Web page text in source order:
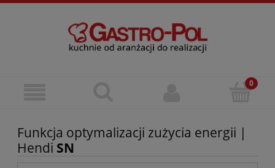
Funkcja optymalizacji zużycia energii |
Hendi SN